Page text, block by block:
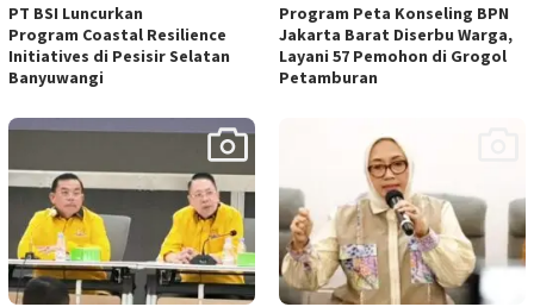
PT BSI Luncurkan
Program Coastal Resilience
Initiatives di Pesisir Selatan
Banyuwangi
Program Peta Konseling BPN
Jakarta Barat Diserbu Warga,
Layani 57 Pemohon di Grogol
Petamburan